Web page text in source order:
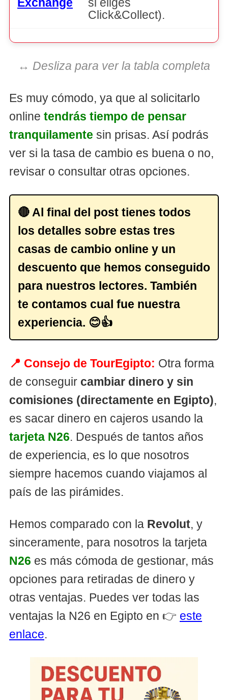
Click&Collect).
↔️ Desliza para ver la tabla completa
Es muy cómodo, ya que al solicitarlo
online tendrás tiempo de pensar
tranquilamente sin prisas. Así podrás
ver si la tasa de cambio es buena o no,
revisar o consultar otras opciones.
🔴 Al final del post tienes todos
los detalles sobre estas tres
casas de cambio online y un
descuento que hemos conseguido
para nuestros lectores. También
te contamos cual fue nuestra
experiencia. 😊👍
📍 Consejo de TourEgipto: Otra forma
de conseguir cambiar dinero y sin
comisiones (directamente en Egipto),
es sacar dinero en cajeros usando la
tarjeta N26. Después de tantos años
de experiencia, es lo que nosotros
siempre hacemos cuando viajamos al
país de las pirámides.
Hemos comparado con la Revolut, y
sinceramente, para nosotros la tarjeta
N26 es más cómoda de gestionar, más
opciones para retiradas de dinero y
otras ventajas. Puedes ver todas las
ventajas la N26 en Egipto en 👉 este
enlace.